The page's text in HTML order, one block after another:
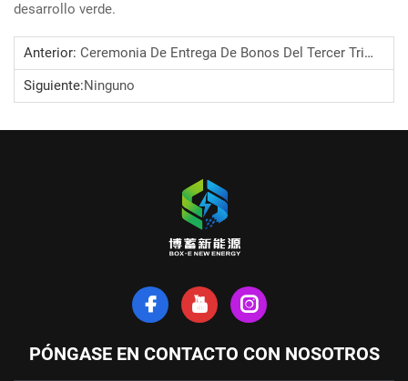
desarrollo verde.
Anterior: Ceremonia De Entrega De Bonos Del Tercer Trimestre De Anhui Boxu New Energy Technology Co., Ltd.
Siguiente:Ninguno
PÓNGASE EN CONTACTO CON NOSOTROS